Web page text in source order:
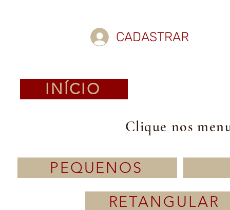
CADASTRAR
INÍCIO
Clique nos
PEQUENOS
RETANGULAR